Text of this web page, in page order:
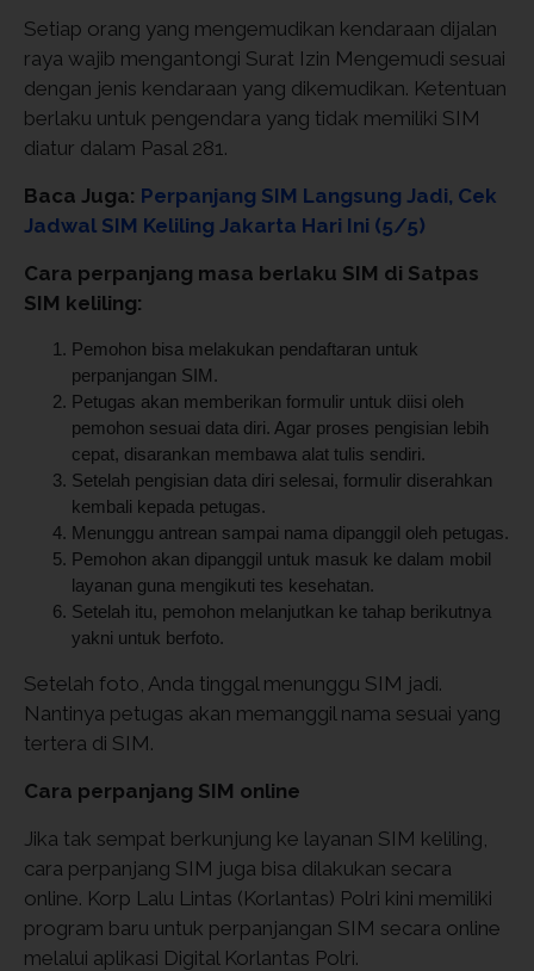
Setiap orang yang mengemudikan kendaraan dijalan
raya wajib mengantongi Surat Izin Mengemudi sesuai
dengan jenis kendaraan yang dikemudikan. Ketentuan
berlaku untuk pengendara yang tidak memiliki SIM
diatur dalam Pasal 281.
Baca Juga: Perpanjang SIM Langsung Jadi, Cek
Jadwal SIM Keliling Jakarta Hari Ini (5/5)
Cara perpanjang masa berlaku SIM di Satpas
SIM keliling:
Pemohon bisa melakukan pendaftaran untuk
perpanjangan SIM.
Petugas akan memberikan formulir untuk diisi oleh
pemohon sesuai data diri. Agar proses pengisian lebih
cepat, disarankan membawa alat tulis sendiri.
Setelah pengisian data diri selesai, formulir diserahkan
kembali kepada petugas.
Menunggu antrean sampai nama dipanggil oleh petugas.
Pemohon akan dipanggil untuk masuk ke dalam mobil
layanan guna mengikuti tes kesehatan.
Setelah itu, pemohon melanjutkan ke tahap berikutnya
yakni untuk berfoto.
Setelah foto, Anda tinggal menunggu SIM jadi.
Nantinya petugas akan memanggil nama sesuai yang
tertera di SIM.
Cara perpanjang SIM online
Jika tak sempat berkunjung ke layanan SIM keliling,
cara perpanjang SIM juga bisa dilakukan secara
online. Korp Lalu Lintas (Korlantas) Polri kini memiliki
program baru untuk perpanjangan SIM secara online
melalui aplikasi Digital Korlantas Polri.